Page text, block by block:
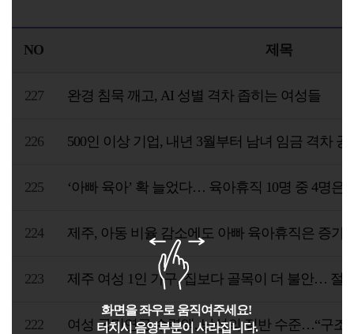
NO 제목
227 완경 침묵 깨고, AI 성별 격차 좁히는 여성들
226 500인 이상 기업, 내년 3월부터 남녀 임금 격차 공
225 ‘아빠 육아’ 확 늘었다… 육아휴직 10명 중 4명은
224 제주, 아동 비율 감소에도 아빠 육아휴직은 증가
223 제주 여성 1인 가구, 집보다 골목이 더 불안… 절
222 여성 국민연금 수령액, 남성의 절반 수준…“구조